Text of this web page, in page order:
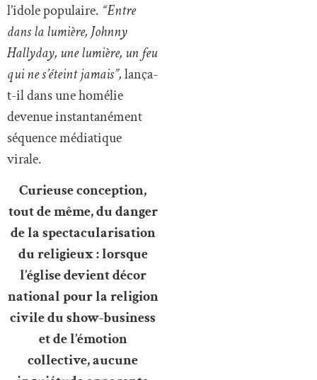
l’idole populaire. “Entre
dans la lumière, Johnny
Hallyday, une lumière, un feu
qui ne s’éteint jamais”,lança-
t-il dans une homélie
devenue instantanément
séquence médiatique
virale.
Curieuse conception,
tout de même, du danger
de la spectacularisation
du religieux : lorsque
l’église devient décor
national pour la religion
civile du show-business
et de l’émotion
collective, aucune